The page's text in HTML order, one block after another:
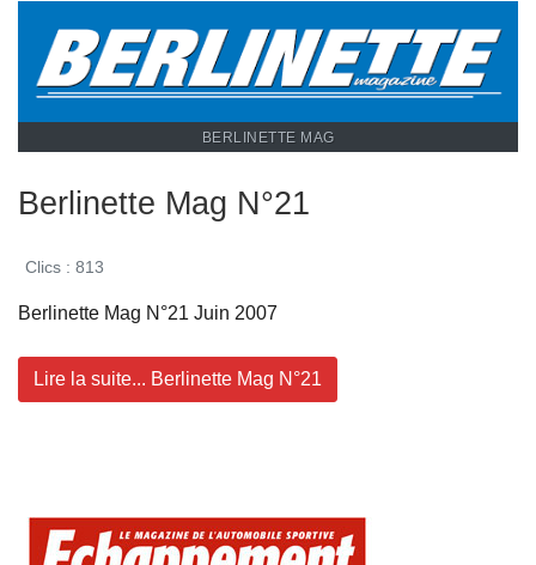
BERLINETTE MAG
Berlinette Mag N°21
Clics : 813
Berlinette Mag N°21 Juin 2007
Lire la suite... Berlinette Mag N°21